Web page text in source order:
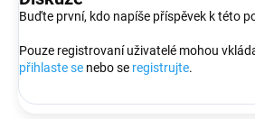
Buďte první, kdo napíše příspěvek k této
Pouze registrovaní uživatelé mohou
přihlaste se nebo se registrujte.